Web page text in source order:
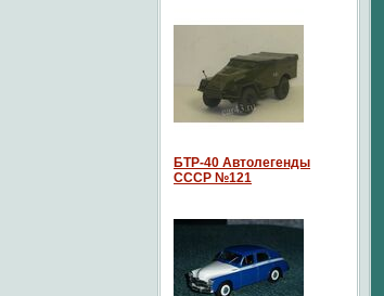
БТР-40 Автолегенды
СССР №121